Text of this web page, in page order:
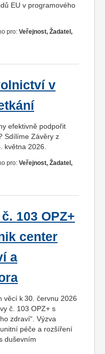
EU v programového
pro: Veřejnost, Žadatel,
v
efektivně podpořit
Sdílíme Závěry z
května 2026.
pro: Veřejnost, Žadatel,
103 OPZ+
center
a
věcí k 30. červnu 2026
č. 103 OPZ+ s
zdraví“. Výzva
péče a rozšíření
duševním